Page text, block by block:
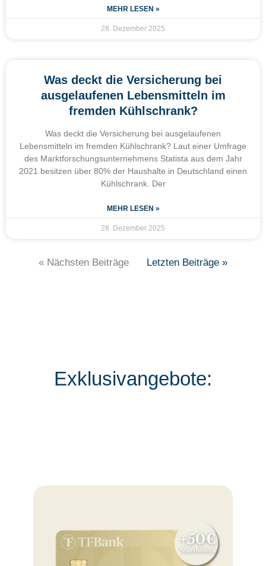
MEHR LESEN »
28. Dezember 2025
Was deckt die Versicherung bei
ausgelaufenen Lebensmitteln im
fremden Kühlschrank?
Was deckt die Versicherung bei ausgelaufenen
Lebensmitteln im fremden Kühlschrank? Laut einer Umfrage
des Marktforschungsunternehmens Statista aus dem Jahr
2021 besitzen über 80% der Haushalte in Deutschland einen
Kühlschrank. Der
MEHR LESEN »
28. Dezember 2025
« Nächsten Beiträge Letzten Beiträge »
Exklusivangebote: